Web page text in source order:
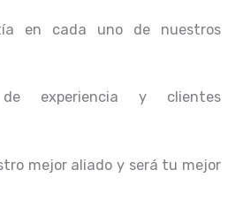
en cada uno de nuestros
experiencia y clientes
mejor aliado y será tu mejor